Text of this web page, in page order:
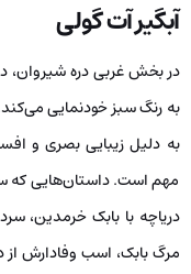
آبگیر آت گولی
در بخش غربی دره‌ شیروان،
به رنگ سبز خودنمایی
به دلیل زیبایی بصری و
مهم است. داستان‌هایی که
دریاچه با بابک خرمدین،
مرگ بابک، اسب وفادارش از